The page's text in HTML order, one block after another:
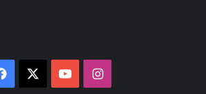
Facebook YouTubeInstagram